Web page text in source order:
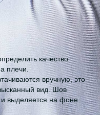
качество
плечи.
вручную, это
вид. Шов
выделяется на фоне